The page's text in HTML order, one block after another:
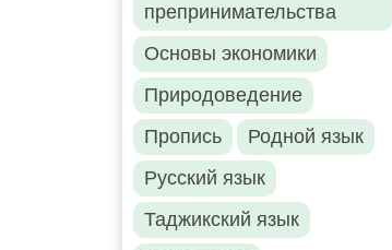
препринимательства
Основы экономики
Природоведение
Пропись
Родной язык
Русский язык
Таджикский язык